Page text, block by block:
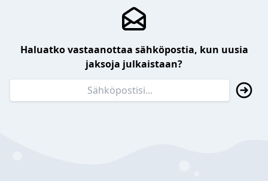
Haluatko vastaanottaa sähköpostia, kun uusia
jaksoja julkaistaan?